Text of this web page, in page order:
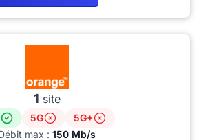
1 site
5G
5G+
max : 150 Mb/s